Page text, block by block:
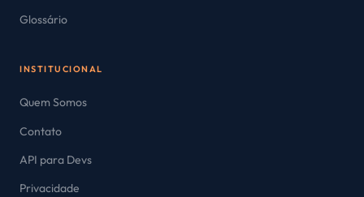
Glossário
INSTITUCIONAL
Quem Somos
Contato
API para Devs
Privacidade